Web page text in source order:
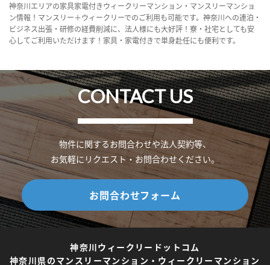
神奈川エリアの家具家電付きウィークリーマンション・マンスリーマンショ
ン情報！マンスリー＋ウィークリーでのご利用も可能です。神奈川への連泊・
ビジネス出張・研修の経費削減に、法人様にも大好評！寮・社宅としても安
心してご利用いただけます！家具・家電付きで単身赴任にも便利です。
CONTACT US
物件に関するお問合わせや法人契約等、
お気軽にリクエスト・お問合わせください。
お問合わせフォーム
神奈川ウィークリードットコム
神奈川県のマンスリーマンション・ウィークリーマンション